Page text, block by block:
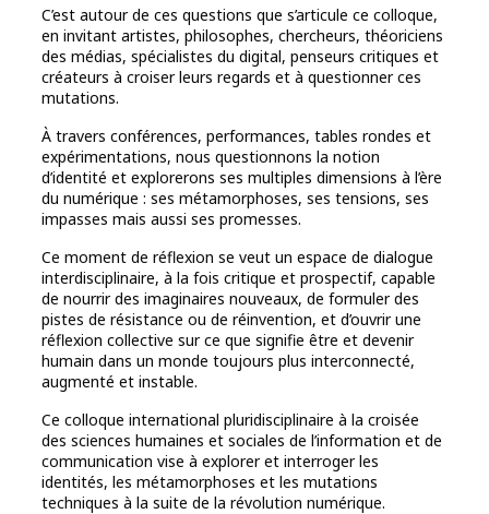
C’est autour de ces questions que s’articule ce colloque,
en invitant artistes, philosophes, chercheurs, théoriciens
des médias, spécialistes du digital, penseurs critiques et
créateurs à croiser leurs regards et à questionner ces
mutations.
À travers conférences, performances, tables rondes et
expérimentations, nous questionnons la notion
d’identité et explorerons ses multiples dimensions à l’ère
du numérique : ses métamorphoses, ses tensions, ses
impasses mais aussi ses promesses.
Ce moment de réflexion se veut un espace de dialogue
interdisciplinaire, à la fois critique et prospectif, capable
de nourrir des imaginaires nouveaux, de formuler des
pistes de résistance ou de réinvention, et d’ouvrir une
réflexion collective sur ce que signifie être et devenir
humain dans un monde toujours plus interconnecté,
augmenté et instable.
Ce colloque international pluridisciplinaire à la croisée
des sciences humaines et sociales de l’information et de
communication vise à explorer et interroger les
identités, les métamorphoses et les mutations
techniques à la suite de la révolution numérique.